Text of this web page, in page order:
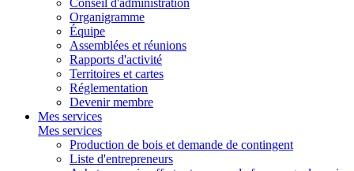
Conseil d'administration
Organigramme
Équipe
Assemblées et réunions
Rapports d'activité
Territoires et cartes
Réglementation
Devenir membre
Mes services
Mes services
Production de bois et demande de contingent
Liste d'entrepreneurs